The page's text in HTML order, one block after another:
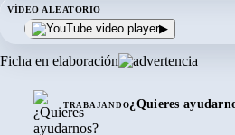
VÍDEO ALEATORIO
▶
Ficha en elaboración
TRABAJANDO¿Quieres